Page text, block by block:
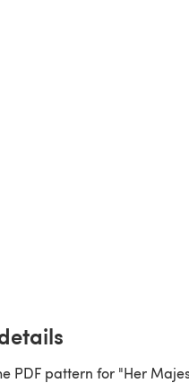
PDF pattern for "Her